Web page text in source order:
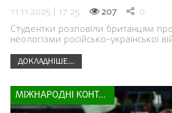
11.11.2025 | 17:25 207 0
Студентки розповіли британцям
неологізми російсько-української
ДОКЛАДНІШЕ...
МІЖНАРОДНІ КОНТАКТИ